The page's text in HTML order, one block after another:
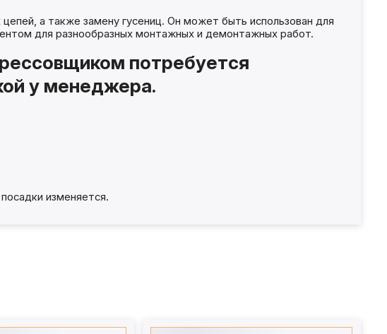
а также замену гусениц. Он может быть использован для
для разнообразных монтажных и демонтажных работ.
потребуется
у менеджера.
изменяется.